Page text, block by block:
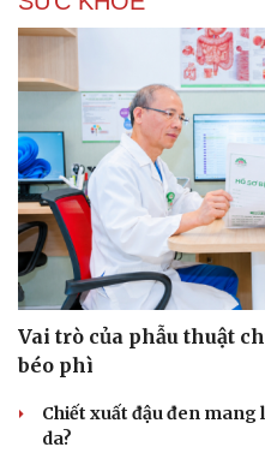
Vai trò của phẫu thuật
béo phì
Chiết xuất đậu đen mang
da?